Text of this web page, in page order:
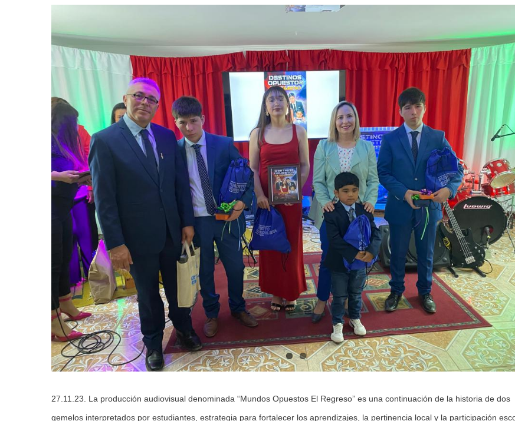
Larger
Image
27.11.23. La producción audiovisual denominada “Mundos Opuestos El Regreso” es una continuación de la historia de dos
gemelos interpretados por estudiantes, estrategia para fortalecer los aprendizajes, la pertinencia local y la participación